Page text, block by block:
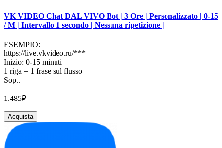
VK VIDEO Chat DAL VIVO Bot | 3 Ore | Personalizzato | 0-15
/ M | Intervallo 1 secondo | Nessuna ripetizione |
ESEMPIO:
https://live.vkvideo.ru/***
Inizio: 0-15 minuti
1 riga = 1 frase sul flusso
Sop..
1.485₽
Acquista